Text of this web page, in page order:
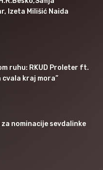
Izeta Milišić Naida
ruhu: RKUD Proleter ft.
kraj mora”
nominacije sevdalinke